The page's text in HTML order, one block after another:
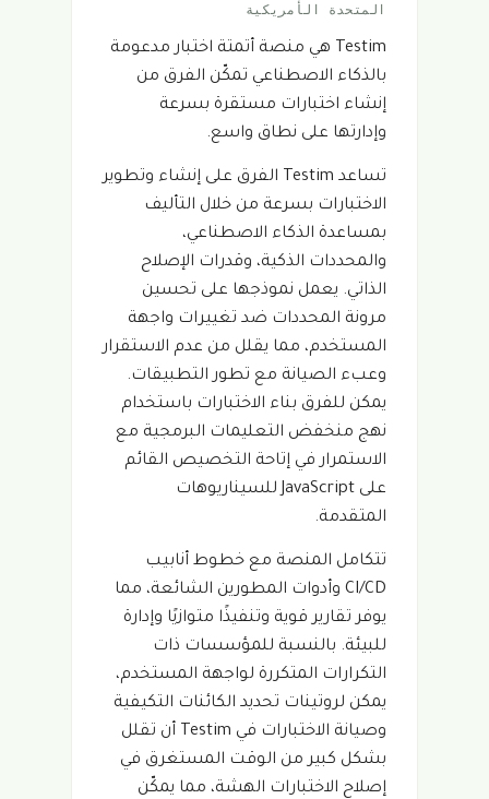
المتحدة الأمريكية
Testim هي منصة أتمتة اختبار مدعومة
بالذكاء الاصطناعي تمكّن الفرق من
إنشاء اختبارات مستقرة بسرعة
وإدارتها على نطاق واسع.
تساعد Testim الفرق على إنشاء وتطوير
الاختبارات بسرعة من خلال التأليف
بمساعدة الذكاء الاصطناعي،
والمحددات الذكية، وقدرات الإصلاح
الذاتي. يعمل نموذجها على تحسين
مرونة المحددات ضد تغييرات واجهة
المستخدم، مما يقلل من عدم الاستقرار
وعبء الصيانة مع تطور التطبيقات.
يمكن للفرق بناء الاختبارات باستخدام
نهج منخفض التعليمات البرمجية مع
الاستمرار في إتاحة التخصيص القائم
على JavaScript للسيناريوهات
المتقدمة.
تتكامل المنصة مع خطوط أنابيب
CI/CD وأدوات المطورين الشائعة، مما
يوفر تقارير قوية وتنفيذًا متوازيًا وإدارة
للبيئة. بالنسبة للمؤسسات ذات
التكرارات المتكررة لواجهة المستخدم،
يمكن لروتينات تحديد الكائنات التكيفية
وصيانة الاختبارات في Testim أن تقلل
بشكل كبير من الوقت المستغرق في
إصلاح الاختبارات الهشة، مما يمكّن